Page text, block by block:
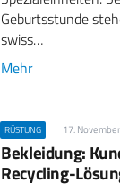
Geburtsstunde
swiss…
Mehr
RÜSTUNG 17.
Bekleidung:
Recycling-